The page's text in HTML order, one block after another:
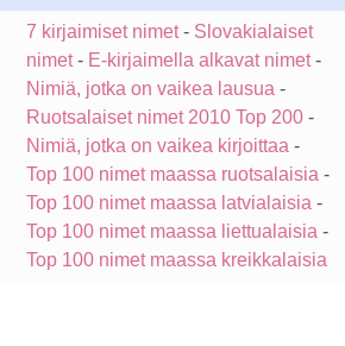
7 kirjaimiset nimet- Slovakialaiset
nimet- E-kirjaimella alkavat nimet-
Nimiä, jotka on vaikea lausua -
Ruotsalaiset nimet 2010 Top 200 -
Nimiä, jotka on vaikea kirjoittaa -
Top 100 nimet maassa ruotsalaisia -
Top 100 nimet maassa latvialaisia -
Top 100 nimet maassa liettualaisia -
Top 100 nimet maassa kreikkalaisia